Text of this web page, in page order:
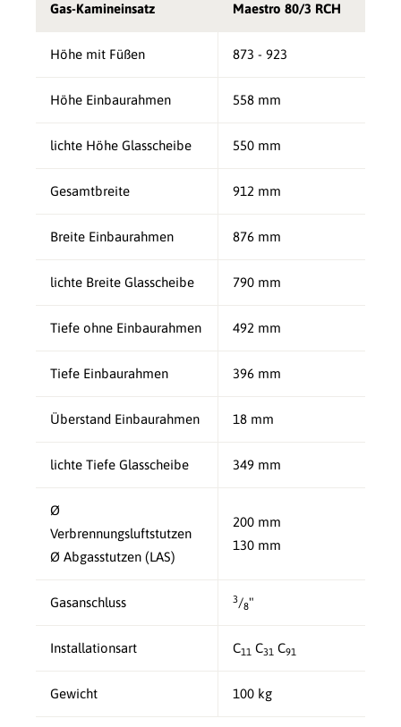
Gas-Kamineinsatz Maestro 80/3 RCH
Höhe mit Füßen 873 - 923
Höhe Einbaurahmen 558 mm
lichte Höhe Glasscheibe 550 mm
Gesamtbreite 912 mm
Breite Einbaurahmen 876 mm
lichte Breite Glasscheibe 790 mm
Tiefe ohne Einbaurahmen 492 mm
Tiefe Einbaurahmen 396 mm
Überstand Einbaurahmen 18 mm
lichte Tiefe Glasscheibe 349 mm
Ø
Verbrennungsluftstutzen
Ø Abgasstutzen (LAS)
200 mm
130 mm
Gasanschluss 3/8"
Installationsart C11 C31 C91
Gewicht 100 kg